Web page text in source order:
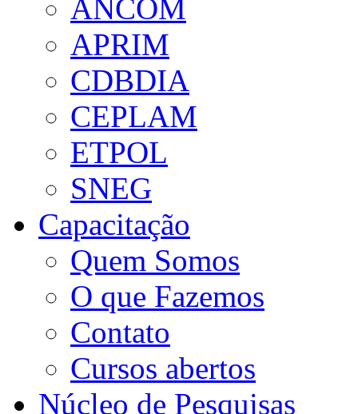
ANCOM
APRIM
CDBDIA
CEPLAM
ETPOL
SNEG
Capacitação
Quem Somos
O que Fazemos
Contato
Cursos abertos
Núcleo de Pesquisas